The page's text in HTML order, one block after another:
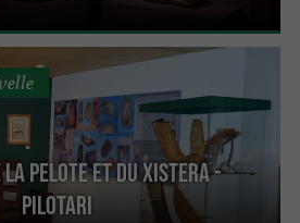
la Pelote et du Xistera -
Pilotari